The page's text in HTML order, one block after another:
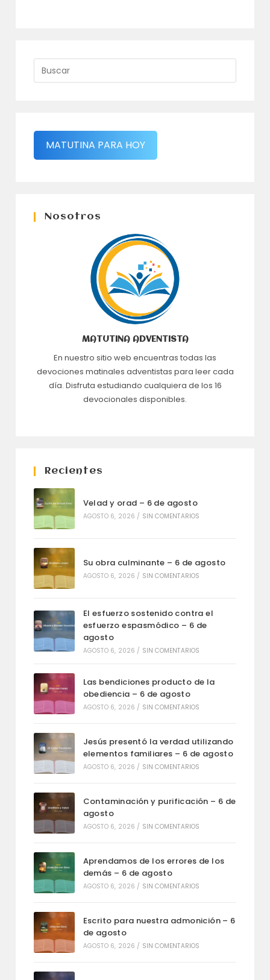
MATUTINA PARA HOY
Nosotros
MATUTINA ADVENTISTA
En nuestro sitio web encuentras todas las
devociones matinales adventistas para leer cada
día. Disfruta estudiando cualquiera de los 16
devocionales disponibles.
Recientes
Velad y orad – 6 de agosto
AGOSTO 6, 2026 / SIN COMENTARIOS
Su obra culminante – 6 de agosto
AGOSTO 6, 2026 / SIN COMENTARIOS
El esfuerzo sostenido contra el
esfuerzo espasmódico – 6 de
agosto
AGOSTO 6, 2026 / SIN COMENTARIOS
Las bendiciones producto de la
obediencia – 6 de agosto
AGOSTO 6, 2026 / SIN COMENTARIOS
Jesús presentó la verdad utilizando
elementos familiares – 6 de agosto
AGOSTO 6, 2026 / SIN COMENTARIOS
Contaminación y purificación – 6 de
agosto
AGOSTO 6, 2026 / SIN COMENTARIOS
Aprendamos de los errores de los
demás – 6 de agosto
AGOSTO 6, 2026 / SIN COMENTARIOS
Escrito para nuestra admonición – 6
de agosto
AGOSTO 6, 2026 / SIN COMENTARIOS